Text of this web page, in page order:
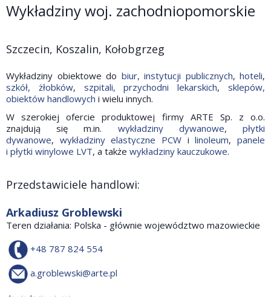
Wykładziny woj. zachodniopomorskie
Szczecin, Koszalin, Kołobgrzeg
Wykładziny obiektowe do biur, instytucji publicznych, hoteli,
szkół, żłobków, szpitali, przychodni lekarskich,sklepów,
obiektów handlowych i wielu innych.
W szerokiej ofercie produktowej firmy ARTE Sp. z o.o.
znajdują się m.in. wykładziny dywanowe,płytki
dywanowe, wykładziny elastyczne PCW ilinoleum,panele
i płytki winylowe LVT, a także wykładziny kauczukowe.
Przedstawiciele handlowi:
Arkadiusz Groblewski
Teren działania: Polska - głównie województwo mazowieckie
+48 787 824 554
a.groblewski@arte.pl